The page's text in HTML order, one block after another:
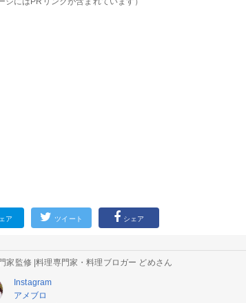
ア ツイート シェア
家監修 |料理専門家・料理ブロガー どめさん
Instagram
アメブロ